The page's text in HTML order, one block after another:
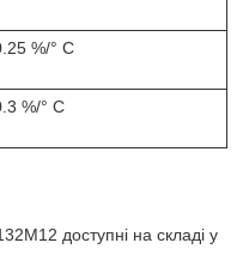
%/° С
%/° С
доступні на складі у